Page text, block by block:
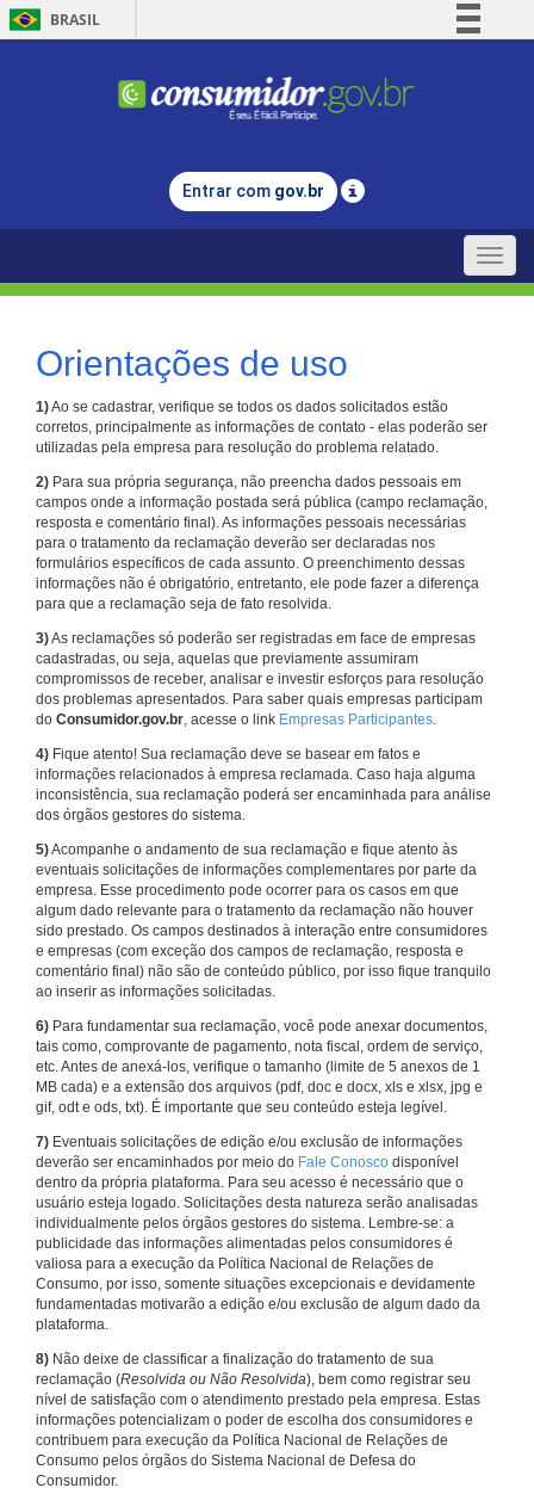
BRASIL
Comunica BR
Legislação
Entrar com gov.br
Toggle
Orientações de uso
1)Ao se cadastrar, verifique se todos os dados solicitados estão
corretos, principalmente as informações de contato - elas poderão ser
utilizadas pela empresa para resolução do problema relatado.
2) Para sua própria segurança, não preencha dados pessoais em
campos onde a informação postada será pública (campo reclamação,
resposta e comentário final). As informações pessoais necessárias
para o tratamento da reclamação deverão ser declaradas nos
formulários específicos de cada assunto. O preenchimento dessas
informações não é obrigatório, entretanto, ele pode fazer a diferença
para que a reclamação seja de fato resolvida.
3)As reclamações só poderão ser registradas em face de empresas
cadastradas, ou seja, aquelas que previamente assumiram
compromissos de receber, analisar e investir esforços para resolução
dos problemas apresentados. Para saber quais empresas participam
do Consumidor.gov.br, acesse o link Empresas Participantes.
4) Fique atento! Sua reclamação deve se basear em fatos e
informações relacionados à empresa reclamada. Caso haja alguma
inconsistência, sua reclamação poderá ser encaminhada para análise
dos órgãos gestores do sistema.
5)Acompanhe o andamento de sua reclamação e fique atento às
eventuais solicitações de informações complementares por parte da
empresa. Esse procedimento pode ocorrer para os casos em que
algum dado relevante para o tratamento da reclamação não houver
sido prestado. Os campos destinados à interação entre consumidores
e empresas (com exceção dos campos de reclamação, resposta e
comentário final) não são de conteúdo público, por isso fique tranquilo
ao inserir as informações solicitadas.
6) Para fundamentar sua reclamação, você pode anexar documentos,
tais como, comprovante de pagamento, nota fiscal, ordem de serviço,
etc. Antes de anexá-los, verifique o tamanho (limite de 5 anexos de 1
MB cada) e a extensão dos arquivos (pdf, doc e docx, xls e xlsx, jpg e
gif, odt e ods, txt). É importante que seu conteúdo esteja legível.
7) Eventuais solicitações de edição e/ou exclusão de informações
deverão ser encaminhados por meio do Fale Conosco disponível
dentro da própria plataforma. Para seu acesso é necessário que o
usuário esteja logado. Solicitações desta natureza serão analisadas
individualmente pelos órgãos gestores do sistema. Lembre-se: a
publicidade das informações alimentadas pelos consumidores é
valiosa para a execução da Política Nacional de Relações de
Consumo, por isso, somente situações excepcionais e devidamente
fundamentadas motivarão a edição e/ou exclusão de algum dado da
plataforma.
8) Não deixe de classificar a finalização do tratamento de sua
reclamação (Resolvida ou Não Resolvida), bem como registrar seu
nível de satisfação com o atendimento prestado pela empresa. Estas
informações potencializam o poder de escolha dos consumidores e
contribuem para execução da Política Nacional de Relações de
Consumo pelos órgãos do Sistema Nacional de Defesa do
Consumidor.